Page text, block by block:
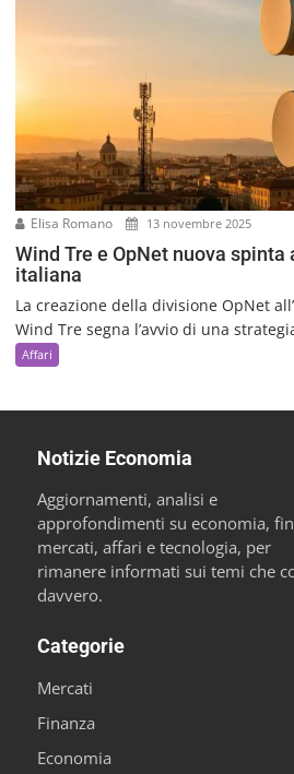
Elisa Romano 13 novembre 2025
Wind Tre e OpNet nuova
italiana
La creazione della divisione OpNet
Wind Tre segna l’avvio di una
Affari
Notizie Economia
Aggiornamenti, analisi e
approfondimenti su economia,
mercati, affari e tecnologia, per
rimanere informati sui temi che
davvero.
Categorie
Mercati
Finanza
Economia